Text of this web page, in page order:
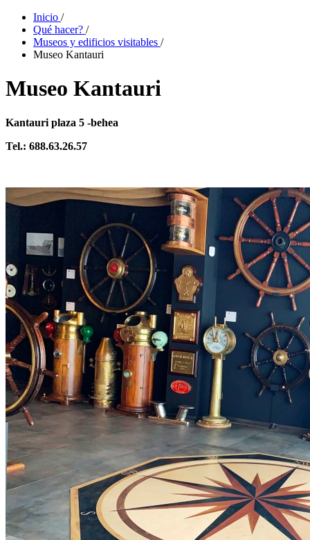
Inicio /
Qué hacer? /
Museos y edificios visitables /
Museo Kantauri
Museo Kantauri
Kantauri plaza 5 -behea
Tel.: 688.63.26.57